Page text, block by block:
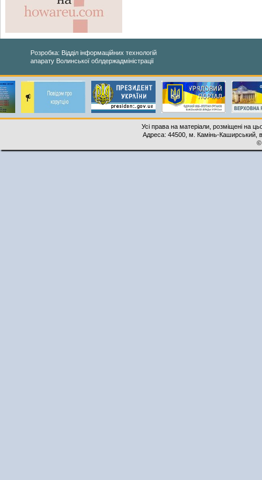
Розробка: Відділ інформаційних технологій
апарату Волинської облдержадміністрації
Усі права на матеріали, розміщені на
Адреса: 44500, м. Камінь-Каширський,
©